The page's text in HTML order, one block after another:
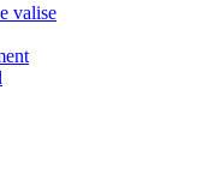
valise